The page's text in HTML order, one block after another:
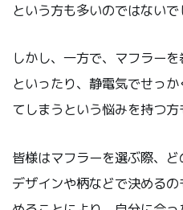
という方も多いのではないで
しかし、一方で、マフラー
といったり、静電気でせっ
てしまうという悩みを持つ方
皆様はマフラーを選ぶ際、
デザインや柄などで決める